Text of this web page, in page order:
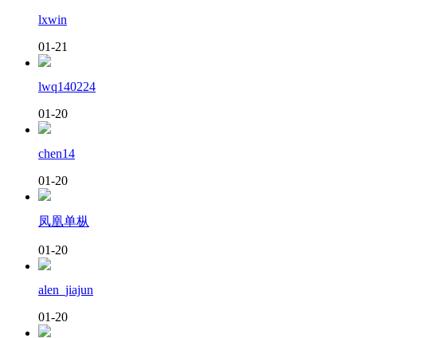
lxwin
01-21
lwq140224
01-20
chen14
01-20
凤凰单枞
01-20
alen_jiajun
01-20